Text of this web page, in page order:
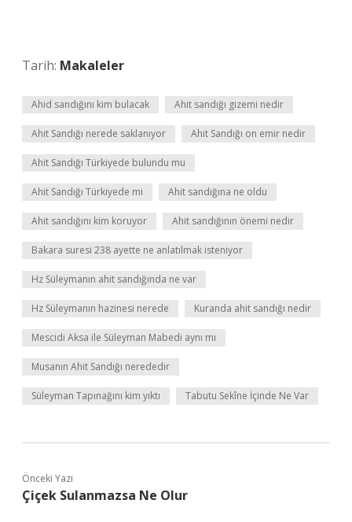
Tarih: Makaleler
Ahid sandığını kim bulacak Ahit sandığı gizemi nedir
Ahit Sandığı nerede saklanıyor Ahit Sandığı on emir nedir
Ahit Sandığı Türkiyede bulundu mu
Ahit Sandığı Türkiyede mi Ahit sandığına ne oldu
Ahit sandığını kim koruyor Ahit sandığının önemi nedir
Bakara suresi 238 ayette ne anlatılmak isteniyor
Hz Süleymanın ahit sandığında ne var
Hz Süleymanın hazinesi nerede Kuranda ahit sandığı nedir
Mescidi Aksa ile Süleyman Mabedi aynı mı
Musanın Ahit Sandığı nerededir
Süleyman Tapınağını kim yıktı Tabutu Sekîne İçinde Ne Var
Önceki Yazı
Çiçek Sulanmazsa Ne Olur